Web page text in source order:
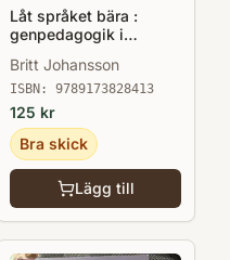
Låt språket bära :
genpedagogik i
Britt Johansson
ISBN: 9789173828413
125 kr
Bra skick
Lägg till